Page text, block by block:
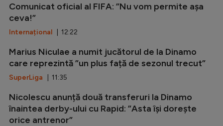
Comunicat oficial al FIFA: ”Nu vom permite așa
ceva!”
Internațional | 12:22
Marius Niculae a numit jucătorul de la Dinamo
care reprezintă ”un plus față de sezonul trecut”
SuperLiga | 11:35
Nicolescu anunță două transferuri la Dinamo
înaintea derby-ului cu Rapid: ”Asta își dorește
orice antrenor”